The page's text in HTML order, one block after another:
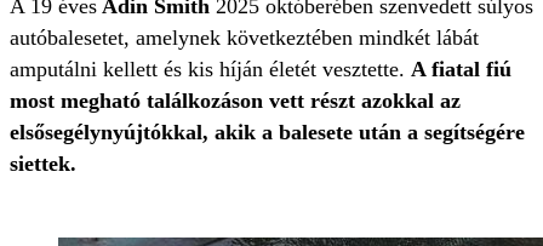
A 19 éves Adin Smith 2025 októberében szenvedett súlyos
autóbalesetet, amelynek következtében mindkét lábát
amputálni kellett és kis híján életét vesztette. A fiatal fiú
most megható találkozáson vett részt azokkal az
elsősegélynyújtókkal, akik a balesete után a segítségére
siettek.